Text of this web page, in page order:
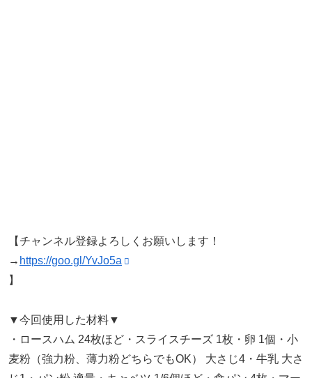
【チャンネル登録よろしくお願いします！
→ https://goo.gl/YvJo5a
】
▼今回使用した材料▼
・ロースハム 24枚ほど・スライスチーズ 1枚・卵 1個・小
麦粉（強力粉、薄力粉どちらでもOK） 大さじ4・牛乳 大さ